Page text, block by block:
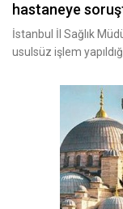
hastaneye
İstanbul İl Sağlık
usulsüz işlem